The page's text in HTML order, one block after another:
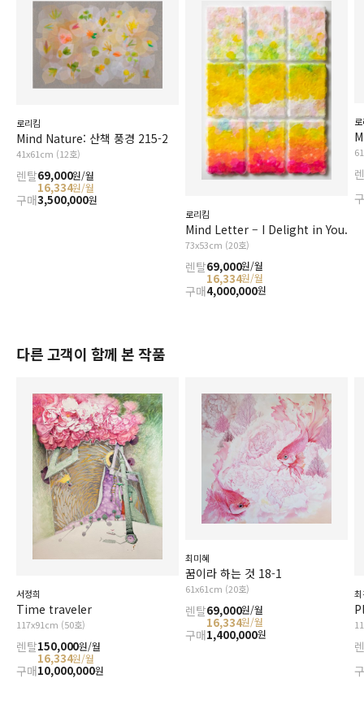
로리킴
Mind Nature: 산책 풍경 215-2
41x61cm (12호)
렌탈69,000원/월
16,334원/월
구매3,500,000원
로리킴
Mind Letter – I Delight in You.
73x53cm (20호)
렌탈69,000원/월
16,334원/월
구매4,000,000원
다른 고객이 함께 본 작품
서정희
Time traveler
117x91cm (50호)
렌탈150,000원/월
16,334원/월
구매10,000,000원
최미혜
꿈이라 하는 것 18-1
61x61cm (20호)
렌탈69,000원/월
16,334원/월
구매1,400,000원